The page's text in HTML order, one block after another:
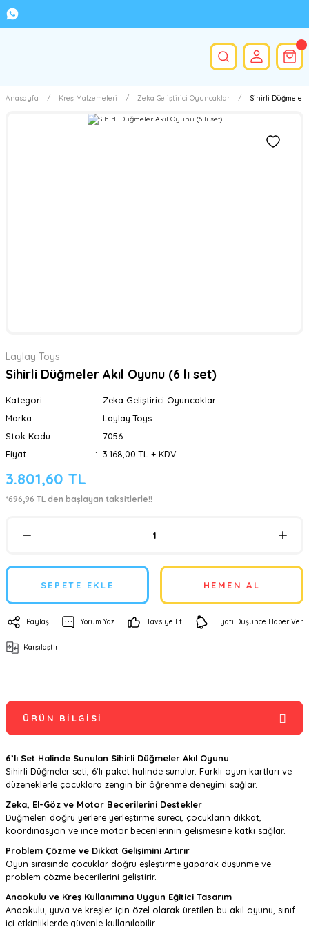
Anasayfa Kreş Malzemeleri Zeka Geliştirici Oyuncaklar Sihirli Düğmeler
Laylay Toys
Sihirli Düğmeler Akıl Oyunu (6 lı set)
Kategori
Zeka Geliştirici Oyuncaklar
Marka
Laylay Toys
Stok Kodu
7056
Fiyat
3.168,00 TL + KDV
3.801,60 TL
*696,96 TL den başlayan taksitlerle!!
SEPETE EKLE HEMEN AL
Paylaş Yorum Yaz Tavsiye Et Fiyatı Düşünce Haber Ver
Karşılaştır
ÜRÜN BILGISI
6’lı Set Halinde Sunulan Sihirli Düğmeler Akıl Oyunu
Sihirli Düğmeler seti, 6’lı paket halinde sunulur. Farklı oyun kartları ve
düzeneklerle çocuklara zengin bir öğrenme deneyimi sağlar.
Zeka, El-Göz ve Motor Becerilerini Destekler
Düğmeleri doğru yerlere yerleştirme süreci, çocukların dikkat,
koordinasyon ve ince motor becerilerinin gelişmesine katkı sağlar.
Problem Çözme ve Dikkat Gelişimini Artırır
Oyun sırasında çocuklar doğru eşleştirme yaparak düşünme ve
problem çözme becerilerini geliştirir.
Anaokulu ve Kreş Kullanımına Uygun Eğitici Tasarım
Anaokulu, yuva ve kreşler için özel olarak üretilen bu akıl oyunu, sınıf
içi etkinliklerde güvenle kullanılabilir.